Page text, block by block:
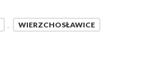
WIERZCHOSŁAWICE